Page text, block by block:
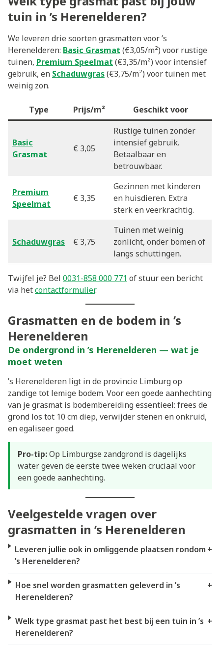
tuin in ’s Herenelderen?
We leveren drie soorten grasmatten voor ’s
Herenelderen: Basic Grasmat (€3,05/m²) voor rustige
tuinen, Premium Speelmat (€3,35/m²) voor intensief
gebruik, en Schaduwgras(€3,75/m²) voor tuinen met
weinig zon.
Type Prijs/m² Geschikt voor
Basic
Grasmat
€ 3,05
Rustige tuinen zonder
intensief gebruik.
Betaalbaar en
betrouwbaar.
Premium
Speelmat
€ 3,35
Gezinnen met kinderen
en huisdieren. Extra
sterk en veerkrachtig.
Schaduwgras € 3,75
Tuinen met weinig
zonlicht, onder bomen of
langs schuttingen.
Twijfel je? Bel 0031-858 000 771 of stuur een bericht
via hetcontactformulier.
Grasmatten en de bodem in ’s
Herenelderen
De ondergrond in ’s Herenelderen — wat je
moet weten
’s Herenelderen ligt in de provincie Limburg op
zandige tot lemige bodem. Voor een goede aanhechting
van je grasmat is bodembereiding essentieel: frees de
grond los tot 10 cm diep, verwijder stenen en onkruid,
en egaliseer goed.
Pro-tip:Op Limburgse zandgrond is dagelijks
water geven de eerste twee weken cruciaal voor
een goede aanhechting.
Veelgestelde vragen over
grasmatten in ’s Herenelderen
Leveren jullie ook in omliggende plaatsen rondom
’s Herenelderen?
+
Hoe snel worden grasmatten geleverd in ’s
Herenelderen?
+
Welk type grasmat past het best bij een tuin in ’s
Herenelderen?
+